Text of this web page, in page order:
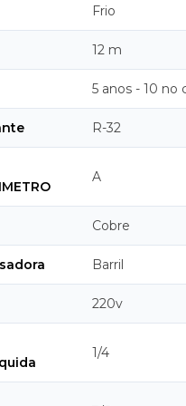
Frio
12 m
5 anos - 10 no
R-32
A
Cobre
Barril
220v
1/4